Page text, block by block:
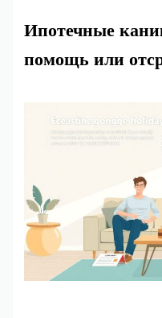
Ипотечные
помощь или